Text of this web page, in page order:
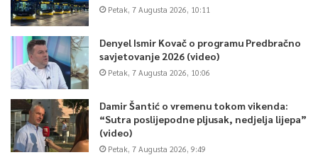
Petak, 7 Augusta 2026, 10:11
Denyel Ismir Kovač o programu Predbračno
savjetovanje 2026 (video)
Petak, 7 Augusta 2026, 10:06
Damir Šantić o vremenu tokom vikenda:
“Sutra poslijepodne pljusak, nedjelja lijepa”
(video)
Petak, 7 Augusta 2026, 9:49